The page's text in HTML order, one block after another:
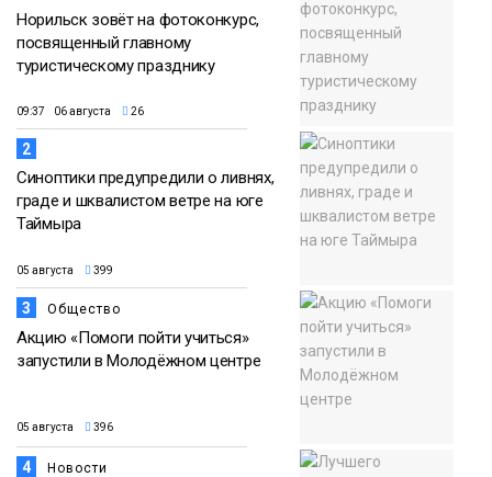
Норильск зовёт на фотоконкурс,
посвященный главному
туристическому празднику
09:37 06 августа 26
2
Синоптики предупредили о ливнях,
граде и шквалистом ветре на юге
Таймыра
05 августа 399
3 Общество
Акцию «Помоги пойти учиться»
запустили в Молодёжном центре
05 августа 396
4 Новости